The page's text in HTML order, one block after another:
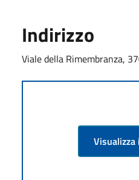
Indirizzo
Viale della Rimembranza,